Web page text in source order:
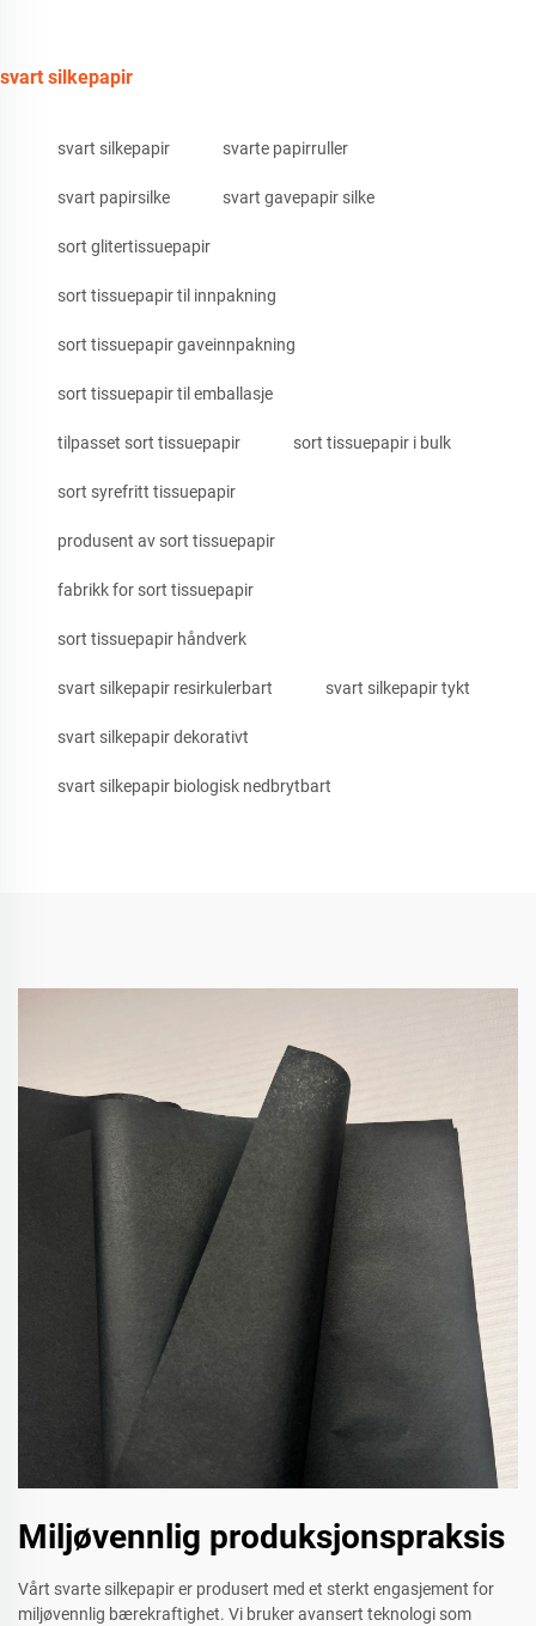
svart silkepapir
svart silkepapir svarte papirruller
svart papirsilke svart gavepapir silke
sort glitertissuepapir
sort tissuepapir til innpakning
sort tissuepapir gaveinnpakning
sort tissuepapir til emballasje
tilpasset sort tissuepapir sort tissuepapir i bulk
sort syrefritt tissuepapir
produsent av sort tissuepapir
fabrikk for sort tissuepapir
sort tissuepapir håndverk
svart silkepapir resirkulerbart svart silkepapir tykt
svart silkepapir dekorativt
svart silkepapir biologisk nedbrytbart
Miljøvennlig produksjonspraksis
Vårt svarte silkepapir er produsert med et sterkt engasjement for
miljøvennlig bærekraftighet. Vi bruker avansert teknologi som